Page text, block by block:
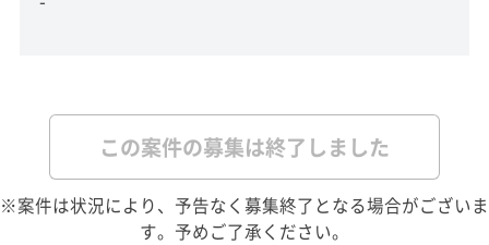
この案件の募集は終了しました
※案件は状況により、予告なく募集終了となる場合がございま
す。予めご了承ください。